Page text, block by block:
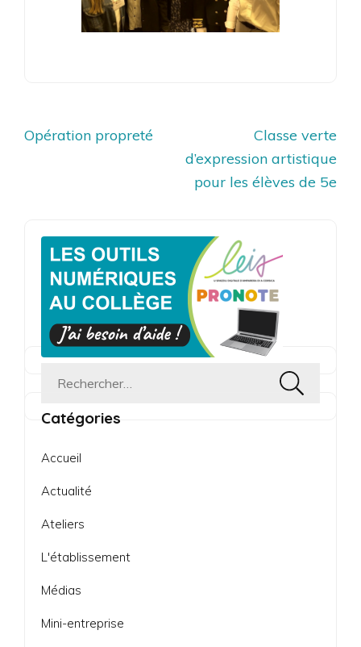
Navigation
Opération propreté
Classe verte
d’expression artistique
pour les élèves de 5e
Rechercher :
Catégories
Accueil
Actualité
Ateliers
L'établissement
Médias
Mini-entreprise